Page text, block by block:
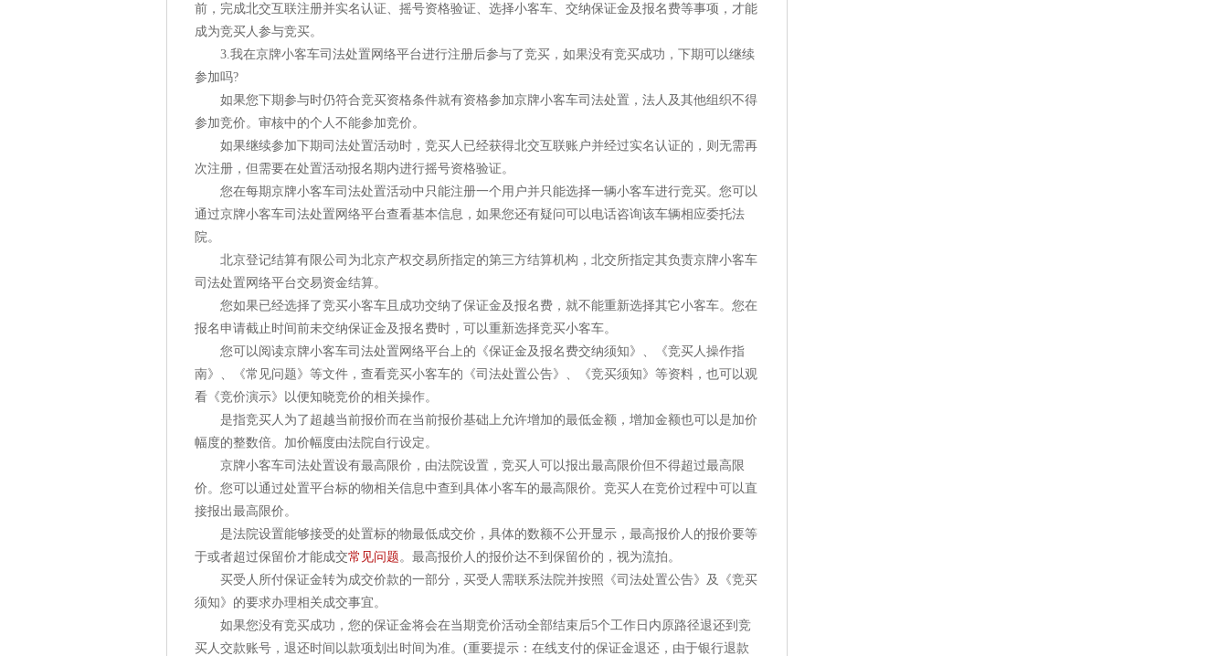
前，完成北交互联注册并实名认证、摇号资格验证、选择小客车、交纳保证金及报名费等事项，才能
成为竞买人参与竞买。
3.我在京牌小客车司法处置网络平台进行注册后参与了竞买，如果没有竞买成功，下期可以继续
参加吗?
如果您下期参与时仍符合竞买资格条件就有资格参加京牌小客车司法处置，法人及其他组织不得
参加竞价。审核中的个人不能参加竞价。
如果继续参加下期司法处置活动时，竞买人已经获得北交互联账户并经过实名认证的，则无需再
次注册，但需要在处置活动报名期内进行摇号资格验证。
您在每期京牌小客车司法处置活动中只能注册一个用户并只能选择一辆小客车进行竞买。您可以
通过京牌小客车司法处置网络平台查看基本信息，如果您还有疑问可以电话咨询该车辆相应委托法
院。
北京登记结算有限公司为北京产权交易所指定的第三方结算机构，北交所指定其负责京牌小客车
司法处置网络平台交易资金结算。
您如果已经选择了竞买小客车且成功交纳了保证金及报名费，就不能重新选择其它小客车。您在
报名申请截止时间前未交纳保证金及报名费时，可以重新选择竞买小客车。
您可以阅读京牌小客车司法处置网络平台上的《保证金及报名费交纳须知》、《竞买人操作指
南》、《常见问题》等文件，查看竞买小客车的《司法处置公告》、《竞买须知》等资料，也可以观
看《竞价演示》以便知晓竞价的相关操作。
是指竞买人为了超越当前报价而在当前报价基础上允许增加的最低金额，增加金额也可以是加价
幅度的整数倍。加价幅度由法院自行设定。
京牌小客车司法处置设有最高限价，由法院设置，竞买人可以报出最高限价但不得超过最高限
价。您可以通过处置平台标的物相关信息中查到具体小客车的最高限价。竞买人在竞价过程中可以直
接报出最高限价。
是法院设置能够接受的处置标的物最低成交价，具体的数额不公开显示，最高报价人的报价要等
于或者超过保留价才能成交常见问题 。最高报价人的报价达不到保留价的，视为流拍。
买受人所付保证金转为成交价款的一部分，买受人需联系法院并按照《司法处置公告》及《竞买
须知》的要求办理相关成交事宜。
如果您没有竞买成功，您的保证金将会在当期竞价活动全部结束后5个工作日内原路径退还到竞
买人交款账号，退还时间以款项划出时间为准。(重要提示：在线支付的保证金退还，由于银行退款